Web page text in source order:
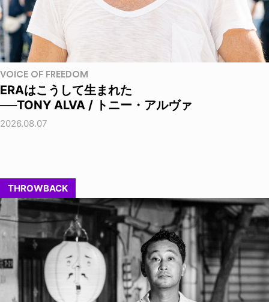
VOICE OF FREEDOM
ERAはこうして生まれた
──TONY ALVA / トニー・アルヴァ
2026.08.07
THROWBACK